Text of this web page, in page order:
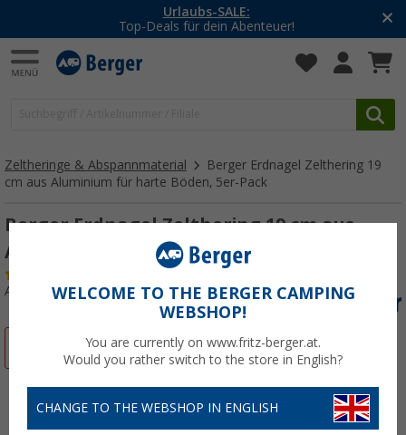
Urlaubs-SALE:
Top-Deals für dein Abenteuer!
Zeltheringe & Abspannmaterial
Berger Erdnagel Zelthering 19
cm aus Aluminium für harte Böden, 5er-Pack
Berger Erdnagel Zelthering 19 cm aus
Aluminium für harte Böden, 5er-Pack
Art.-Nr.: 402280WELCOME TO THE BERGER CAMPING
WEBSHOP!
You are currently on www.fritz-berger.at.
Would you rather switch to the store in English?
CHANGE TO THE WEBSHOP IN ENGLISH